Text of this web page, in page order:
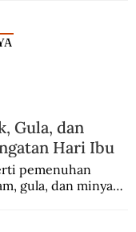
Gula, dan
Hari Ibu
pemenuhan
gula, dan minyak